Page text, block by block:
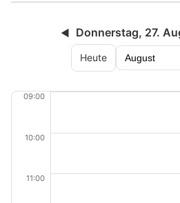
◀ Donnerstag, 27.
Heute
09:00
10:00
11:00